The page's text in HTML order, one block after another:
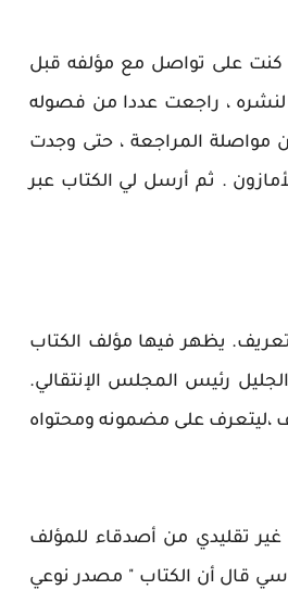
كنت على تواصل مع مؤلفه قبل
لنشره ، راجعت عددا من فصوله
مواصلة المراجعة ، حتى وجدت
. ثم أرسل لي الكتاب عبر
يظهر فيها مؤلف الكتاب
رئيس المجلس الإنتقالي.
،ليتعرف على مضمونه ومحتواه
تقليدي من أصدقاء للمؤلف
قال أن الكتاب " مصدر نوعي